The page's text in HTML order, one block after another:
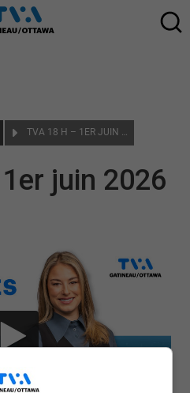
TVA 18 H – 1ER JUIN 2026
juin 2026